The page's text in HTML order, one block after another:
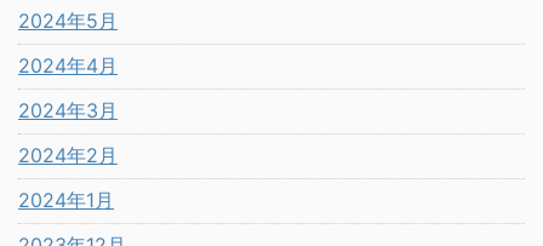
2024年5月
2024年4月
2024年3月
2024年2月
2024年1月